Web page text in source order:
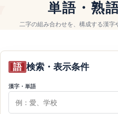
単語・熟
二字の組み合わせを、構成する漢字
語 検索・表示条件
漢字・単語